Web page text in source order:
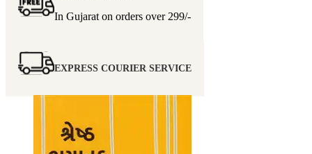
In Gujarat on orders over 299/-
EXPRESS COURIER SERVICE